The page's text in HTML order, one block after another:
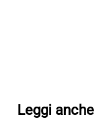
Leggi anche